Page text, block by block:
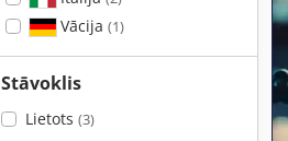
Vācija (1)
Stāvoklis
Lietots (3)